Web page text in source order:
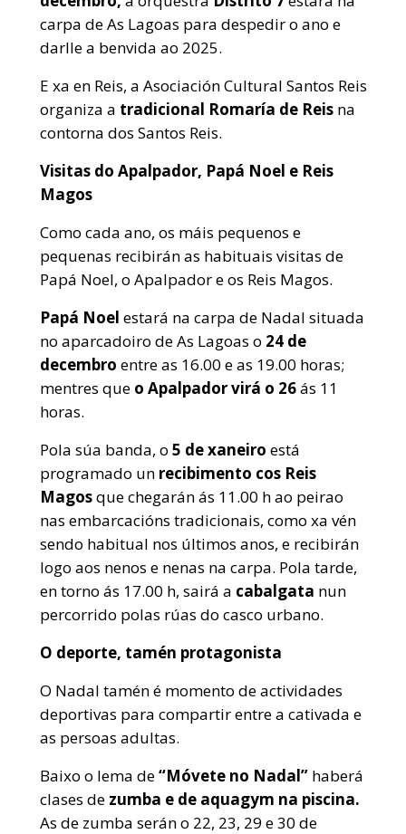
carpa de As Lagoas para despedir o ano e
darlle a benvida ao 2025.
E xa en Reis, a Asociación Cultural Santos Reis
organiza a tradicional Romaría de Reis na
contorna dos Santos Reis.
Visitas do Apalpador, Papá Noel e Reis
Magos
Como cada ano, os máis pequenos e
pequenas recibirán as habituais visitas de
Papá Noel, o Apalpador e os Reis Magos.
Papá Noel estará na carpa de Nadal situada
no aparcadoiro de As Lagoas o 24 de
decembro entre as 16.00 e as 19.00 horas;
mentres que o Apalpador virá o 26ás 11
horas.
Pola súa banda, o 5 de xaneiro está
programado un recibimento cos Reis
Magosque chegarán ás 11.00 h ao peirao
nas embarcacións tradicionais, como xa vén
sendo habitual nos últimos anos, e recibirán
logo aos nenos e nenas na carpa. Pola tarde,
en torno ás 17.00 h, sairá a cabalgata nun
percorrido polas rúas do casco urbano.
O deporte, tamén protagonista
O Nadal tamén é momento de actividades
deportivas para compartir entre a cativada e
as persoas adultas.
Baixo o lema de“Móvete no Nadal” haberá
clases de zumba e de aquagym na piscina.
As de zumba serán o 22, 23, 29 e 30 de